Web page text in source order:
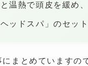
温熱で頭皮を緩め
ッドスパ」のセッ
まとめていますの